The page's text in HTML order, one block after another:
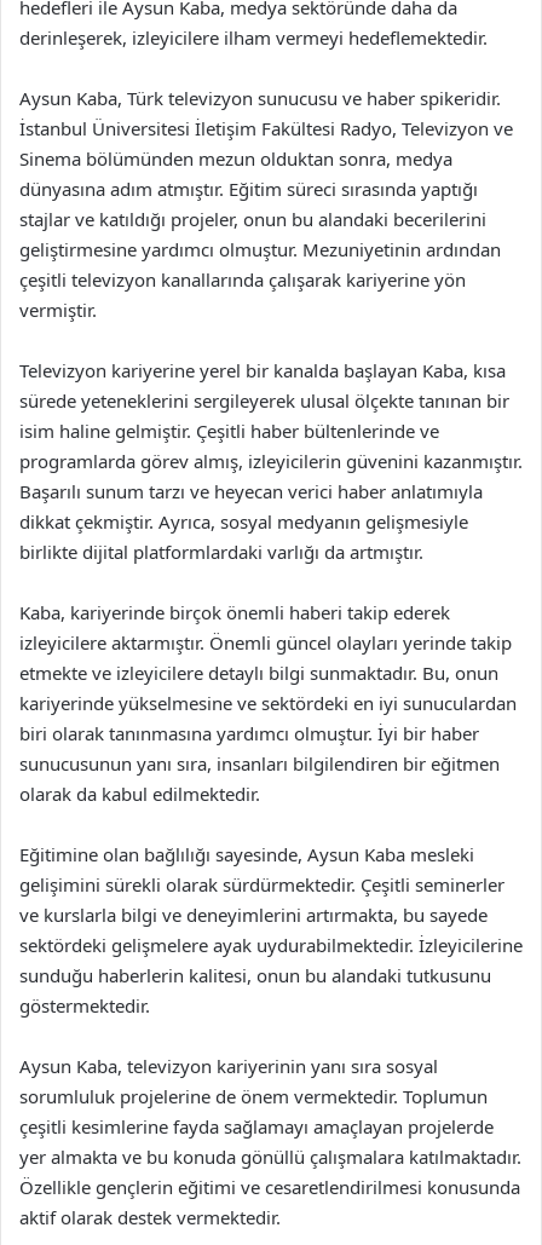
hedefleri ile Aysun Kaba, medya sektöründe daha da
derinleşerek, izleyicilere ilham vermeyi hedeflemektedir.
Aysun Kaba, Türk televizyon sunucusu ve haber spikeridir.
İstanbul Üniversitesi İletişim Fakültesi Radyo, Televizyon ve
Sinema bölümünden mezun olduktan sonra, medya
dünyasına adım atmıştır. Eğitim süreci sırasında yaptığı
stajlar ve katıldığı projeler, onun bu alandaki becerilerini
geliştirmesine yardımcı olmuştur. Mezuniyetinin ardından
çeşitli televizyon kanallarında çalışarak kariyerine yön
vermiştir.
Televizyon kariyerine yerel bir kanalda başlayan Kaba, kısa
sürede yeteneklerini sergileyerek ulusal ölçekte tanınan bir
isim haline gelmiştir. Çeşitli haber bültenlerinde ve
programlarda görev almış, izleyicilerin güvenini kazanmıştır.
Başarılı sunum tarzı ve heyecan verici haber anlatımıyla
dikkat çekmiştir. Ayrıca, sosyal medyanın gelişmesiyle
birlikte dijital platformlardaki varlığı da artmıştır.
Kaba, kariyerinde birçok önemli haberi takip ederek
izleyicilere aktarmıştır. Önemli güncel olayları yerinde takip
etmekte ve izleyicilere detaylı bilgi sunmaktadır. Bu, onun
kariyerinde yükselmesine ve sektördeki en iyi sunuculardan
biri olarak tanınmasına yardımcı olmuştur. İyi bir haber
sunucusunun yanı sıra, insanları bilgilendiren bir eğitmen
olarak da kabul edilmektedir.
Eğitimine olan bağlılığı sayesinde, Aysun Kaba mesleki
gelişimini sürekli olarak sürdürmektedir. Çeşitli seminerler
ve kurslarla bilgi ve deneyimlerini artırmakta, bu sayede
sektördeki gelişmelere ayak uydurabilmektedir. İzleyicilerine
sunduğu haberlerin kalitesi, onun bu alandaki tutkusunu
göstermektedir.
Aysun Kaba, televizyon kariyerinin yanı sıra sosyal
sorumluluk projelerine de önem vermektedir. Toplumun
çeşitli kesimlerine fayda sağlamayı amaçlayan projelerde
yer almakta ve bu konuda gönüllü çalışmalara katılmaktadır.
Özellikle gençlerin eğitimi ve cesaretlendirilmesi konusunda
aktif olarak destek vermektedir.